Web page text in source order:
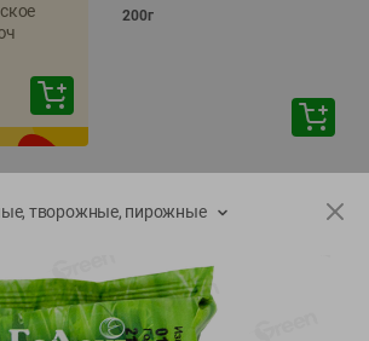
200г
творожные, пирожные